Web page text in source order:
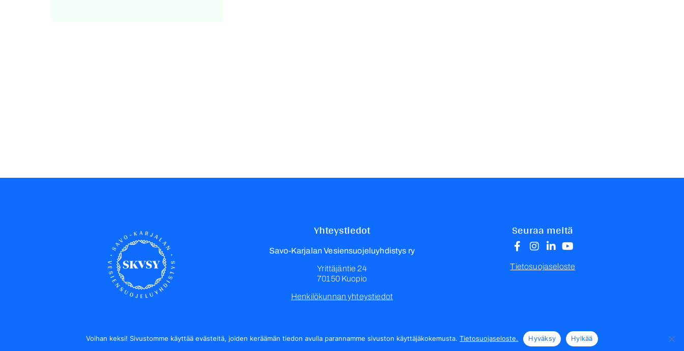
Yhteystiedot
Savo-Karjalan Vesiensuojeluyhdistys ry
Yrittäjäntie 24
70150 Kuopio
Henkilökunnan yhteystiedot
Seuraa meitä
Tietosuojaseloste
Voihan keksi! Sivustomme käyttää evästeitä, joiden keräämän tiedon avulla parannamme sivuston käyttäjäkokemusta.Tietosuojaseloste. Hyväksy Hylkää